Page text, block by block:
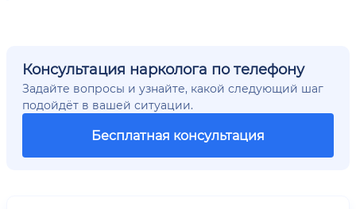
Консультация нарколога по телефону
Задайте вопросы и узнайте, какой следующий шаг
подойдёт в вашей ситуации.
Бесплатная консультация